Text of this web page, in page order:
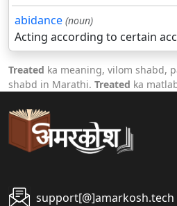
abidance (noun)
Acting according to certain
Treated ka meaning, vilom shabd,
shabd in Marathi. Treated ka
support[@]amarkosh.tech